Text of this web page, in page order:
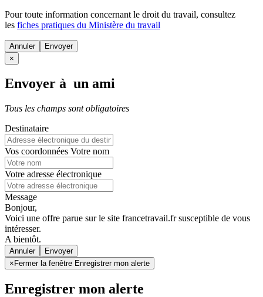
Pour toute information concernant le droit du travail, consultez
les fiches pratiques du Ministère du travail
Annuler
×
Envoyer à un ami
Tous les champs sont obligatoires
Destinataire
Vos coordonnées Votre nom
Votre adresse électronique
Message
Bonjour,
Voici une offre parue sur le site francetravail.fr susceptible de vous
intéresser.
A bientôt.
Annuler
× Fermer la fenêtre Enregistrer mon alerte
Enregistrer mon alerte